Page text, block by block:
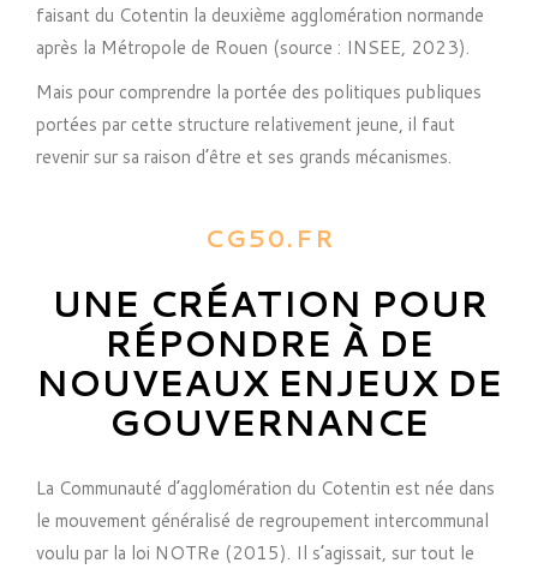
faisant du Cotentin la deuxième agglomération normande
après la Métropole de Rouen (source : INSEE, 2023).
Mais pour comprendre la portée des politiques publiques
portées par cette structure relativement jeune, il faut
revenir sur sa raison d’être et ses grands mécanismes.
CG50.FR
UNE CRÉATION POUR
RÉPONDRE À DE
NOUVEAUX ENJEUX DE
GOUVERNANCE
La Communauté d’agglomération du Cotentin est née dans
le mouvement généralisé de regroupement intercommunal
voulu par la loi NOTRe (2015). Il s’agissait, sur tout le